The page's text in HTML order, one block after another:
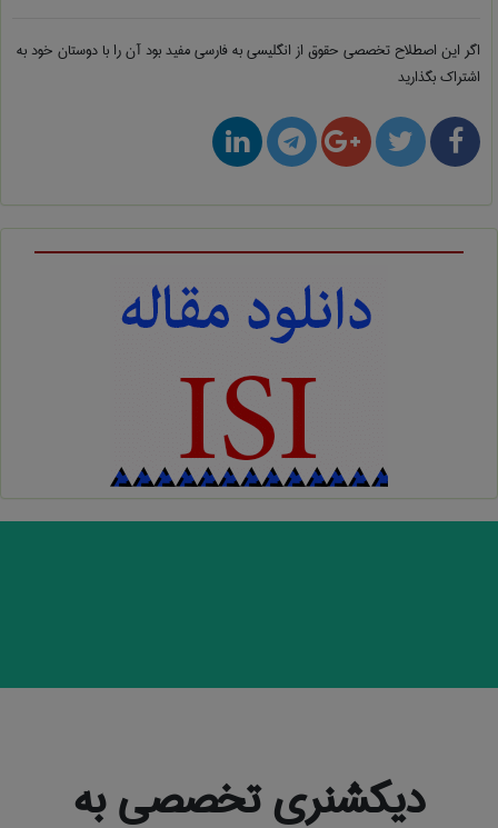
اگر این اصطلاح تخصصی حقوق از انگلیسی به فارسیمفید بود آن را با دوستان خود به
اشتراک بگذارید
دیکشنری تخصصی به